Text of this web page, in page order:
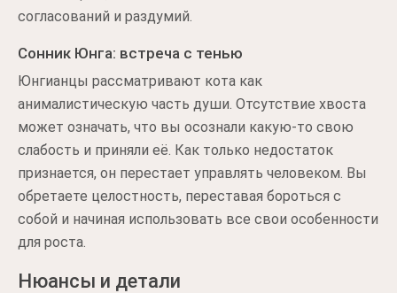
согласований и раздумий.
Сонник Юнга: встреча с тенью
Юнгианцы рассматривают кота как
анималистическую часть души. Отсутствие хвоста
может означать, что вы осознали какую-то свою
слабость и приняли её. Как только недостаток
признается, он перестает управлять человеком. Вы
обретаете целостность, переставая бороться с
собой и начиная использовать все свои особенности
для роста.
Нюансы и детали